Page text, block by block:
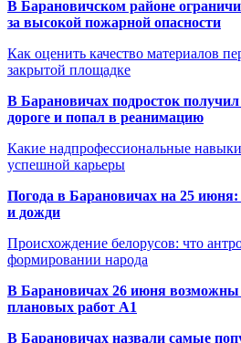
В Барановичском районе
за высокой пожарной опасности
Как оценить качество материалов
закрытой площадке
В Барановичах подросток
дороге и попал в реанимацию
Какие надпрофессиональные навыки
успешной карьеры
Погода в Барановичах на 25 июня:
и дожди
Происхождение белорусов: что
формировании народа
В Барановичах 26 июня возможны
плановых работ A1
В Барановичах назвали самые